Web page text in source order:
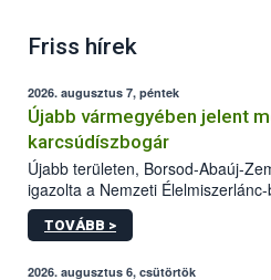
Friss hírek
2026. augusztus 7, péntek
Újabb vármegyében jelent
karcsúdíszbogár
Újabb területen, Borsod-Abaúj-
igazolta a Nemzeti
kőrisrontó karcsúdíszbogár
kártevőt nem csak színcsapdában
az intenzív felderítést, emellett az
TOVÁBB >
2026. augusztus 6, csütörtök